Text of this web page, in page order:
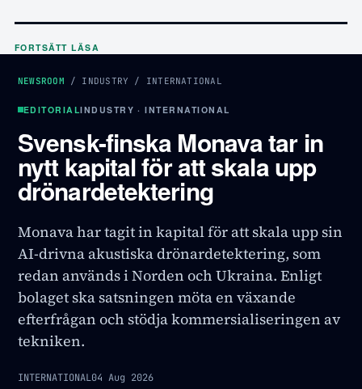
FORTSÄTT LÄSA
NEWSROOM / INDUSTRY / INTERNATIONAL
EDITORIALINDUSTRY · INTERNATIONAL
Svensk-finska Monava tar in
nytt kapital för att skala upp
drönardetektering
Monava har tagit in kapital för att skala upp sin
AI-drivna akustiska drönardetektering, som
redan används i Norden och Ukraina. Enligt
bolaget ska satsningen möta en växande
efterfrågan och stödja kommersialiseringen av
tekniken.
INTERNATIONAL04 Aug 2026